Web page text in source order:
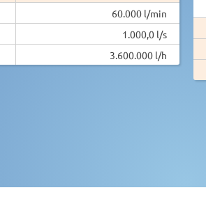
60.000 l/min
1.000,0 l/s
3.600.000 l/h